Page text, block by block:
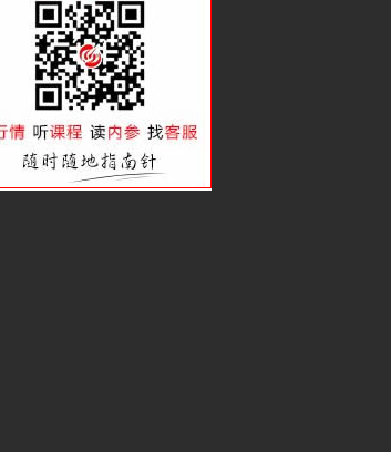
借趋势的力会赚更多
如何跟游资抓波段？